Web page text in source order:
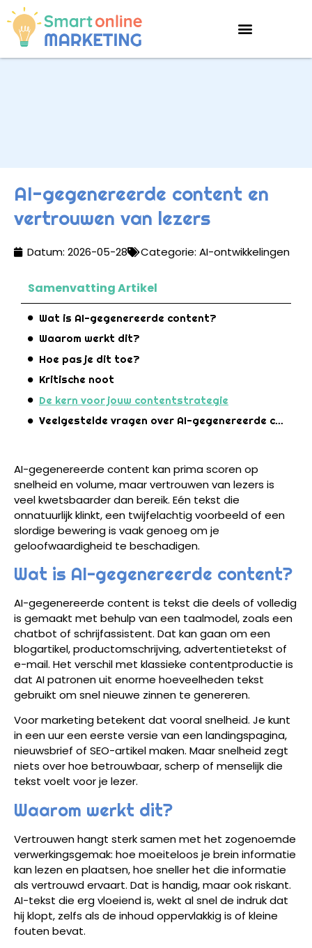
AI-gegenereerde content en
vertrouwen van lezers
Datum: 2026-05-28 Categorie: AI-ontwikkelingen
Samenvatting Artikel
Wat is AI-gegenereerde content?
Waarom werkt dit?
Hoe pas je dit toe?
Kritische noot
De kern voor jouw contentstrategie
Veelgestelde vragen over AI-gegenereerde content en vertrouwen van lezers
AI-gegenereerde content kan prima scoren op
snelheid en volume, maar vertrouwen van lezers is
veel kwetsbaarder dan bereik. Eén tekst die
onnatuurlijk klinkt, een twijfelachtig voorbeeld of een
slordige bewering is vaak genoeg om je
geloofwaardigheid te beschadigen.
Wat is AI-gegenereerde content?
AI-gegenereerde content is tekst die deels of volledig
is gemaakt met behulp van een taalmodel, zoals een
chatbot of schrijfassistent. Dat kan gaan om een
blogartikel, productomschrijving, advertentietekst of
e-mail. Het verschil met klassieke contentproductie is
dat AI patronen uit enorme hoeveelheden tekst
gebruikt om snel nieuwe zinnen te genereren.
Voor marketing betekent dat vooral snelheid. Je kunt
in een uur een eerste versie van een landingspagina,
nieuwsbrief of SEO-artikel maken. Maar snelheid zegt
niets over hoe betrouwbaar, scherp of menselijk die
tekst voelt voor je lezer.
Waarom werkt dit?
Vertrouwen hangt sterk samen met het zogenoemde
verwerkingsgemak: hoe moeiteloos je brein informatie
kan lezen en plaatsen, hoe sneller het die informatie
als vertrouwd ervaart. Dat is handig, maar ook riskant.
AI-tekst die erg vloeiend is, wekt al snel de indruk dat
hij klopt, zelfs als de inhoud oppervlakkig is of kleine
fouten bevat.